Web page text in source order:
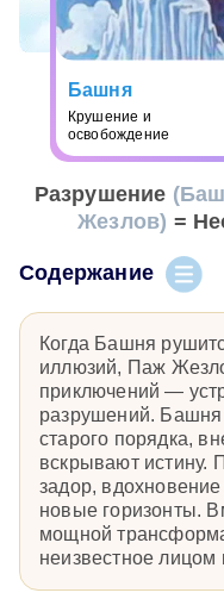
Башня
Крушение и
освобождение
Разрушение
Жезлов) =
Содержание
Когда Башня
иллюзий, Паж
приключений —
разрушений. Башня
старого порядка,
вскрывают истину.
задор,
новые горизонты.
мощной
неизвестное лицом